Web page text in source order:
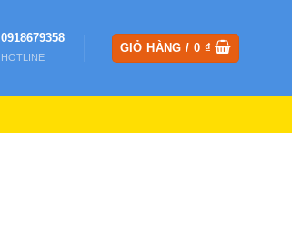
0918679358
HOTLINE
GIỎ HÀNG / 0 ₫